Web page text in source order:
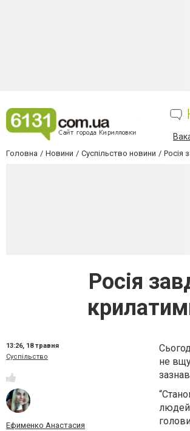
Головна Новини Суспільство новини Росія
Росія
13:26, 18 травня
Суспільство
Ефименко Анастасия
не
людей